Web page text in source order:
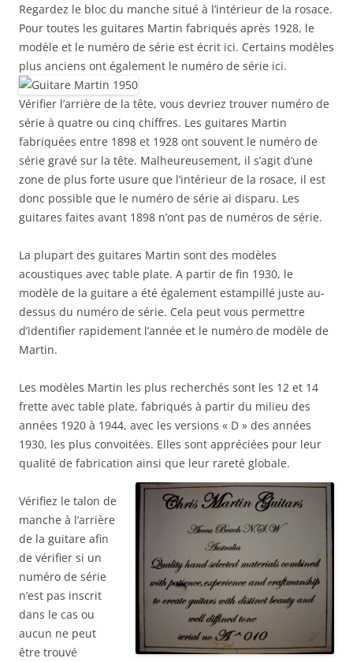
Regardez le bloc du manche situé à l’intérieur de la rosace.
Pour toutes les guitares Martin fabriqués après 1928, le
modèle et le numéro de série est écrit ici. Certains modèles
plus anciens ont également le numéro de série ici.
Vérifier l’arrière de la tête, vous devriez trouver numéro de
série à quatre ou cinq chiffres. Les guitares Martin
fabriquées entre 1898 et 1928 ont souvent le numéro de
série gravé sur la tête. Malheureusement, il s’agit d’une
zone de plus forte usure que l’intérieur de la rosace, il est
donc possible que le numéro de série ai disparu. Les
guitares faites avant 1898 n’ont pas de numéros de série.
La plupart des guitares Martin sont des modèles
acoustiques avec table plate. A partir de fin 1930, le
modèle de la guitare a été également estampillé juste au-
dessus du numéro de série. Cela peut vous permettre
d’identifier rapidement l’année et le numéro de modèle de
Martin.
Les modèles Martin les plus recherchés sont les 12 et 14
frette avec table plate, fabriqués à partir du milieu des
années 1920 à 1944, avec les versions « D » des années
1930, les plus convoitées. Elles sont appréciées pour leur
qualité de fabrication ainsi que leur rareté globale.
Vérifiez le talon de
manche à l’arrière
de la guitare afin
de vérifier si un
numéro de série
n’est pas inscrit
dans le cas ou
aucun ne peut
être trouvé